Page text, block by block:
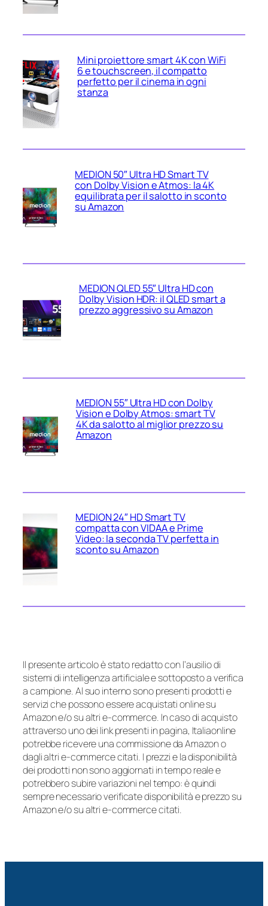
Mini proiettore smart 4K con WiFi
6 e touchscreen, il compatto
perfetto per il cinema in ogni
stanza
MEDION 50″ Ultra HD Smart TV
con Dolby Vision e Atmos: la 4K
equilibrata per il salotto in sconto
su Amazon
MEDION QLED 55″ Ultra HD con
Dolby Vision HDR: il QLED smart a
prezzo aggressivo su Amazon
MEDION 55″ Ultra HD con Dolby
Vision e Dolby Atmos: smart TV
4K da salotto al miglior prezzo su
Amazon
MEDION 24″ HD Smart TV
compatta con VIDAA e Prime
Video: la seconda TV perfetta in
sconto su Amazon
Il presente articolo è stato redatto con l’ausilio di
sistemi di intelligenza artificiale e sottoposto a verifica
a campione. Al suo interno sono presenti prodotti e
servizi che possono essere acquistati online su
Amazon e/o su altri e-commerce. In caso di acquisto
attraverso uno dei link presenti in pagina, Italiaonline
potrebbe ricevere una commissione da Amazon o
dagli altri e-commerce citati. I prezzi e la disponibilità
dei prodotti non sono aggiornati in tempo reale e
potrebbero subire variazioni nel tempo: è quindi
sempre necessario verificate disponibilità e prezzo su
Amazon e/o su altri e-commerce citati.